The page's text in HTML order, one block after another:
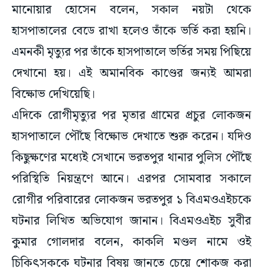
মানোয়ার হোসেন বলেন, সকাল নয়টা থেকে
হাসপাতালের বেডে রাখা হলেও তাঁকে ভর্তি করা হয়নি।
এমনকী মৃত্যুর পর তাঁকে হাসপাতালে ভর্তির সময় পিছিয়ে
দেখানো হয়। এই অমানবিক কাণ্ডের জন্যই আমরা
বিক্ষোভ দেখিয়েছি।
এদিকে রোগীমৃত্যুর পর মৃতার গ্রামের প্রচুর লোকজন
হাসপাতালে পৌঁছে বিক্ষোভ দেখাতে শুরু করেন। যদিও
কিছুক্ষণের মধ্যেই সেখানে ভরতপুর থানার পুলিস পৌঁছে
পরিস্থিতি নিয়ন্ত্রণে আনে। এরপর সোমবার সকালে
রোগীর পরিবারের লোকজন ভরতপুর ১ বিএমওএইচকে
ঘটনার লিখিত অভিযোগ জানান। বিএমওএইচ সুবীর
কুমার গোলদার বলেন, কাকলি মণ্ডল নামে ওই
চিকিৎসককে ঘটনার বিষয় জানতে চেয়ে শোকজ করা